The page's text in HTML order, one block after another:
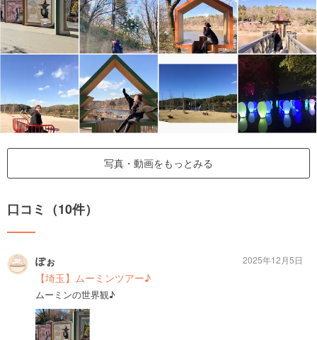
写真・動画をもっとみる
口コミ（10件）
ぽぉ
【埼玉】ムーミンツアー♪
ムーミンの世界観♪
2025年12月5日